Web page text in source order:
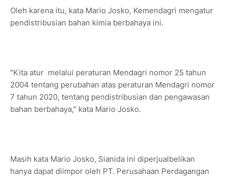
Oleh karena itu, kata Mario Josko, Kemendagri mengatur
pendistribusian bahan kimia berbahaya ini.
"Kita atur melalui peraturan Mendagri nomor 25 tahun
2004 tentang perubahan atas peraturan Mendagri nomor
7 tahun 2020, tentang pendistribusian dan pengawasan
bahan berbahaya," kata Mario Josko.
Masih kata Mario Josko, Sianida ini diperjualbelikan
hanya dapat diimpor oleh PT. Perusahaan Perdagangan